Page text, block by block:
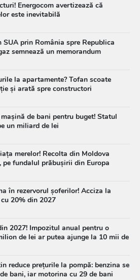
Energocom avertizează că
este inevitabilă
prin România spre Republica
semnează un memorandum
la apartamente? Tofan scoate
și arată spre constructori
de bani pentru buget! Statul
un miliard de lei
merelor! Recolta din Moldova
pe fundalul prăbușirii din Europa
în rezervorul șoferilor! Acciza la
20% din 2027
2027! Impozitul anual pentru o
de lei ar putea ajunge la 10 mii de
reduce prețurile la pompă: benzina se
bani, iar motorina cu 29 de bani